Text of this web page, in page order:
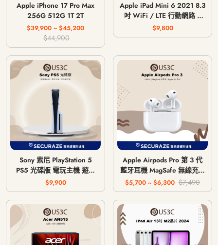
Apple iPhone 17 Pro Max
256G 512G 1T 2T
$39,900 ~ $45,200
$44,900
Apple iPad Mini 6 2021 8.3
吋 WiFi / LTE 行動網路 /
64G 256G
$9,800
Sony 索尼 PlayStation 5
PS5 光碟版 電玩主機 遊戲
主機 CFI-1018A / CFI-
1118A / CFI-1218A
$9,900
Apple Airpods Pro 第 3 代
藍牙耳機 MagSafe 無線充電
版 USB-C
$5,700 ~ $6,300 $7,490